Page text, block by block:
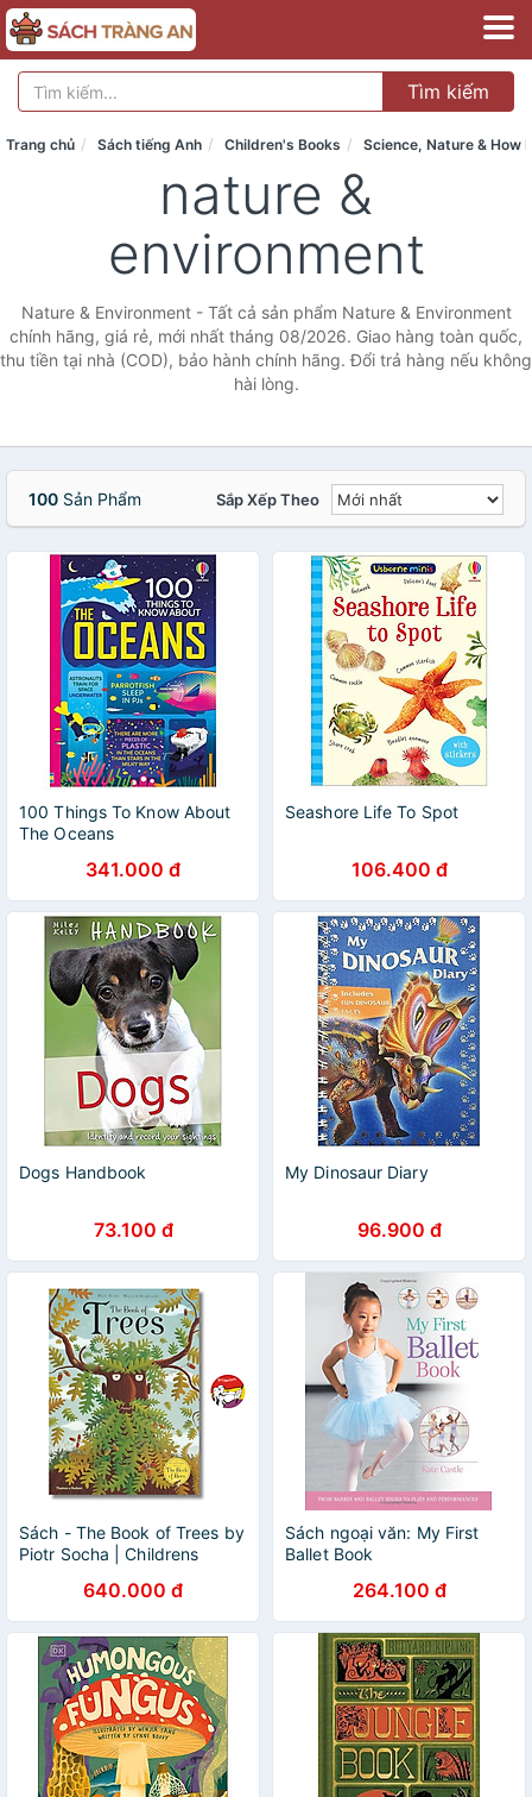
Tìm kiếm
Trang chủ Sách tiếng Anh Children's Books Science, Nature & How
nature &
environment
Nature & Environment - Tất cả sản phẩm Nature & Environment
chính hãng, giá rẻ, mới nhất tháng 08/2026. Giao hàng toàn quốc,
thu tiền tại nhà (COD), bảo hành chính hãng. Đổi trả hàng nếu không
hài lòng.
100 Sản Phẩm Sắp Xếp Theo
100 Things To Know About
The Oceans
341.000 đ
Seashore Life To Spot
106.400 đ
Dogs Handbook
73.100 đ
My Dinosaur Diary
96.900 đ
Sách - The Book of Trees by
Piotr Socha | Childrens
Thiếu nhi Bìa cứng
640.000 đ
Sách ngoại văn: My First
Ballet Book
264.100 đ